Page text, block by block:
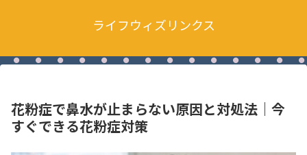
ライフウィズリンクス
花粉症で鼻水が止まらない原因と対処法｜今
すぐできる花粉症対策